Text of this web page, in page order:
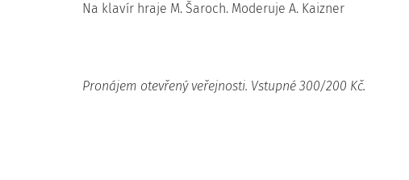
Na klavír hraje M. Šaroch. Moderuje A. Kaizner
Pronájem otevřený veřejnosti. Vstupné 300/200 Kč.